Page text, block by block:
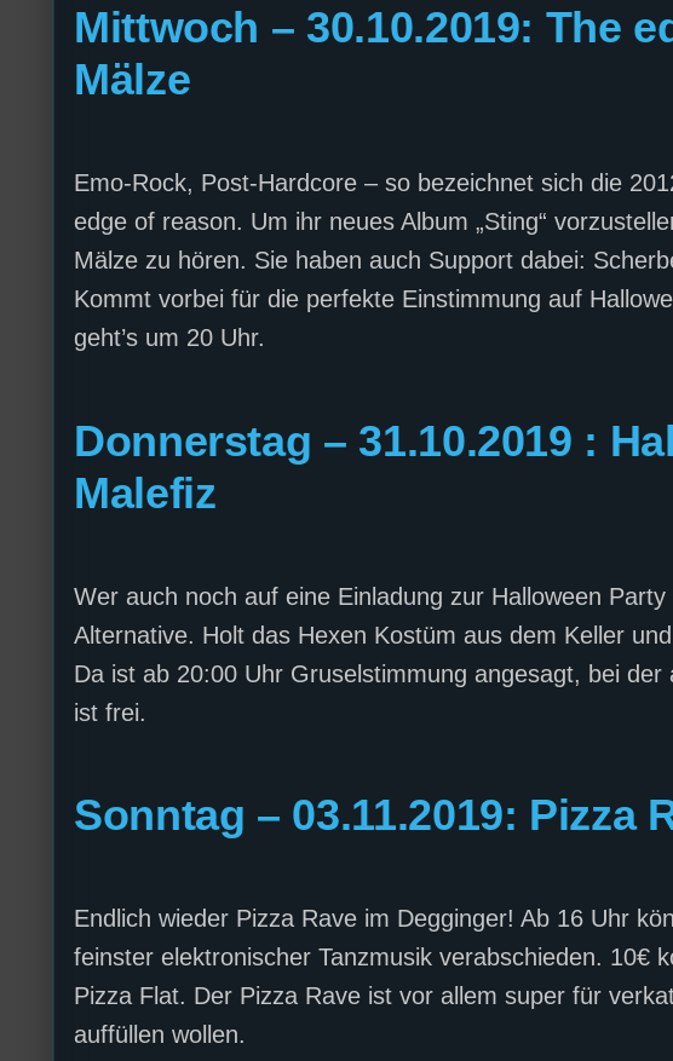
Mittwoch – 30.10.2019: The
Mälze
Emo-Rock, Post-Hardcore – so bezeichnet sich die
edge of reason. Um ihr neues Album „Sting“
Mälze zu hören. Sie haben auch Support dabei:
Kommt vorbei für die perfekte Einstimmung auf
geht’s um 20 Uhr.
Donnerstag – 31.10.2019 :
Malefiz
Wer auch noch auf eine Einladung zur Halloween
Alternative. Holt das Hexen Kostüm aus dem Keller
Da ist ab 20:00 Uhr Gruselstimmung angesagt, bei
ist frei.
Sonntag – 03.11.2019: Pizza
Endlich wieder Pizza Rave im Degginger! Ab 16 Uhr
feinster elektronischer Tanzmusik verabschieden. 10€
Pizza Flat. Der Pizza Rave ist vor allem super für
auffüllen wollen.